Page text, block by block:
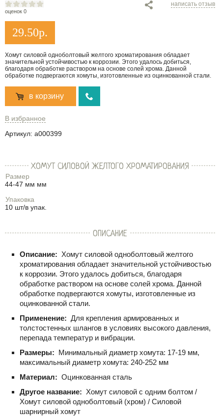
оценок 0
написать отзыв
29.50р.
Хомут силовой одноболтовый желтого хроматирования обладает
значительной устойчивостью к коррозии. Этого удалось добиться,
благодаря обработке раствором на основе солей хрома. Данной
обработке подвергаются хомуты, изготовленные из оцинкованной стали.
в корзину
В избранное
Артикул: a000399
ХОМУТ СИЛОВОЙ ЖЕЛТОГО ХРОМАТИРОВАНИЯ
Размер
44-47 мм мм
Упаковка
10 шт/в упак.
ОПИСАНИЕ
Описание: Хомут силовой одноболтовый желтого
хроматирования обладает значительной устойчивостью
к коррозии. Этого удалось добиться, благодаря
обработке раствором на основе солей хрома. Данной
обработке подвергаются хомуты, изготовленные из
оцинкованной стали.
Применение: Для крепления армированных и
толстостенных шлангов в условиях высокого давления,
перепада температур и вибрации.
Размеры: Минимальный диаметр хомута: 17-19 мм,
максимальный диаметр хомута: 240-252 мм
Материал: Оцинкованная сталь
Другое название: Хомут силовой с одним болтом /
Хомут силовой одноболтовый (хром) / Силовой
шарнирный хомут